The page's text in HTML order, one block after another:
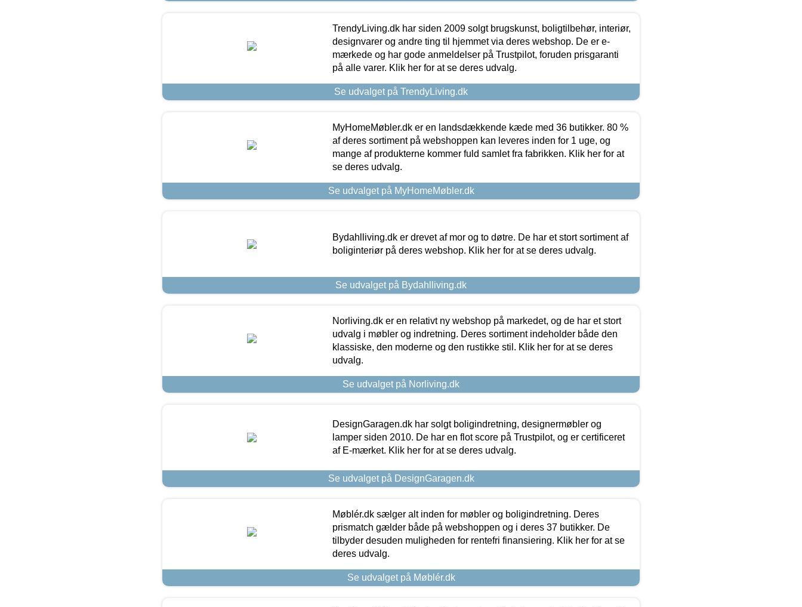
TrendyLiving.dk har siden 2009 solgt brugskunst, boligtilbehør, interiør,
designvarer og andre ting til hjemmet via deres webshop. De er e-
mærkede og har gode anmeldelser på Trustpilot, foruden prisgaranti
på alle varer. Klik her for at se deres udvalg.
Se udvalget på TrendyLiving.dk
MyHomeMøbler.dk er en landsdækkende kæde med 36 butikker. 80 %
af deres sortiment på webshoppen kan leveres inden for 1 uge, og
mange af produkterne kommer fuld samlet fra fabrikken. Klik her for at
se deres udvalg.
Se udvalget på MyHomeMøbler.dk
Bydahlliving.dk er drevet af mor og to døtre. De har et stort sortiment af
boliginteriør på deres webshop. Klik her for at se deres udvalg.
Se udvalget på Bydahlliving.dk
Norliving.dk er en relativt ny webshop på markedet, og de har et stort
udvalg i møbler og indretning. Deres sortiment indeholder både den
klassiske, den moderne og den rustikke stil. Klik her for at se deres
udvalg.
Se udvalget på Norliving.dk
DesignGaragen.dk har solgt boligindretning, designermøbler og
lamper siden 2010. De har en flot score på Trustpilot, og er certificeret
af E-mærket. Klik her for at se deres udvalg.
Se udvalget på DesignGaragen.dk
Møblér.dk sælger alt inden for møbler og boligindretning. Deres
prismatch gælder både på webshoppen og i deres 37 butikker. De
tilbyder desuden muligheden for rentefri finansiering. Klik her for at se
deres udvalg.
Se udvalget på Møblér.dk